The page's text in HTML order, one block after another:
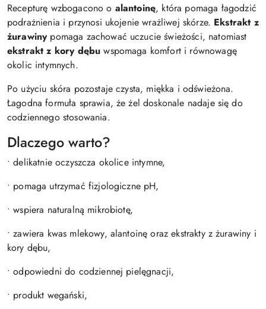
Recepturę wzbogacono o alantoinę, która pomaga łagodzić
podrażnienia i przynosi ukojenie wrażliwej skórze. Ekstrakt z
żurawinypomaga zachować uczucie świeżości, natomiast
ekstrakt z kory dębu wspomaga komfort i równowagę
okolic intymnych.
Po użyciu skóra pozostaje czysta, miękka i odświeżona.
Łagodna formuła sprawia, że żel doskonale nadaje się do
codziennego stosowania.
Dlaczego warto?
• delikatnie oczyszcza okolice intymne,
• pomaga utrzymać fizjologiczne pH,
• wspiera naturalną mikrobiotę,
• zawiera kwas mlekowy, alantoinę oraz ekstrakty z żurawiny i
kory dębu,
• odpowiedni do codziennej pielęgnacji,
• produkt wegański,